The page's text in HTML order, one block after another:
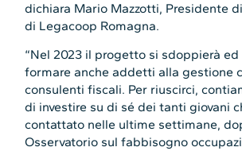
dichiara Mario Mazzotti, Presidente
di Legacoop Romagna.
“Nel 2023 il progetto si sdoppierà ed
formare anche addetti alla gestione
consulenti fiscali. Per riuscirci,
di investire su di sé dei tanti giovani
contattato nelle ultime settimane,
Osservatorio sul fabbisogno